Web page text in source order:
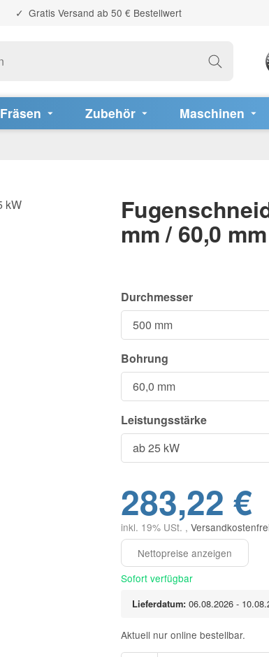
Gratis Versand ab 50 € Bestellwert
Fräsen Zubehör Maschinen
mm / 60,0
Durchmesser
Bohrung
Leistungsstärke
283,22 €
inkl. 19% USt. ,
Sofort verfügbar
Lieferdatum: 06.08.2026 -
Aktuell nur online bestellbar.